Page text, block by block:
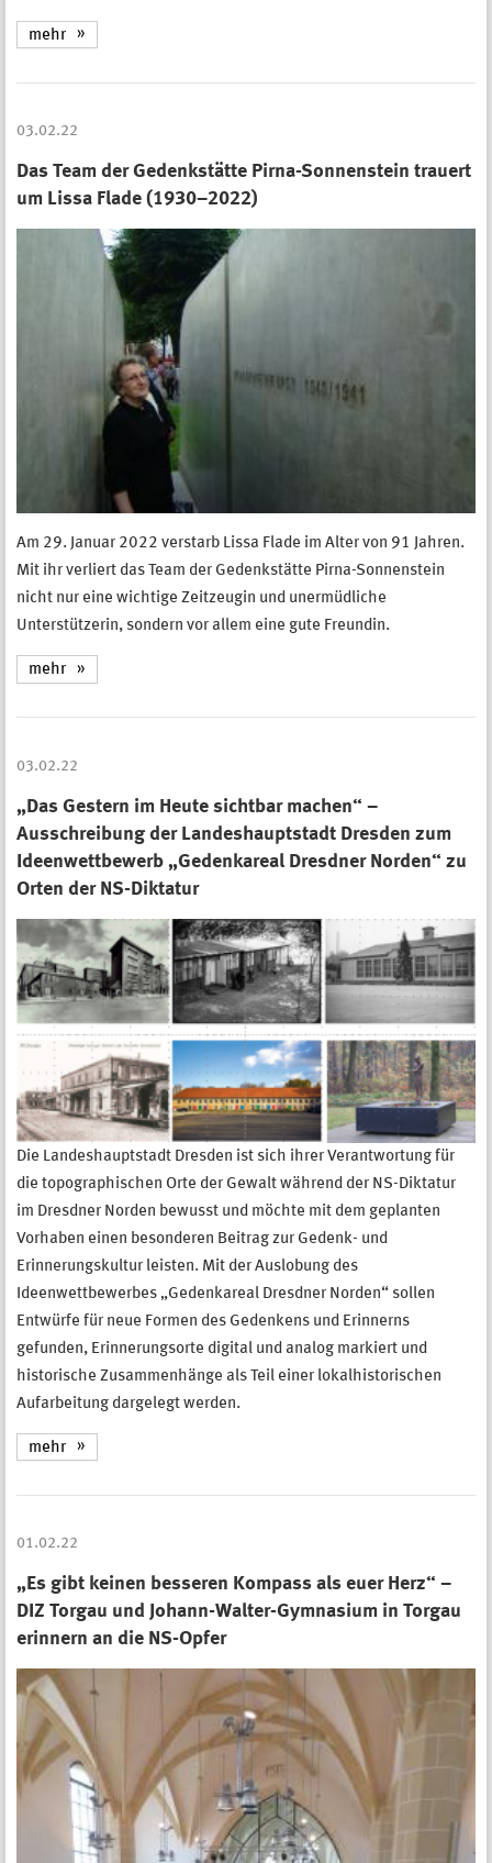
mehr
03.02.22
Das Team der Gedenkstätte Pirna-Sonnenstein trauert
um Lissa Flade (1930–2022)
Am 29. Januar 2022 verstarb Lissa Flade im Alter von 91 Jahren.
Mit ihr verliert das Team der Gedenkstätte Pirna-Sonnenstein
nicht nur eine wichtige Zeitzeugin und unermüdliche
Unterstützerin, sondern vor allem eine gute Freundin.
mehr
03.02.22
„Das Gestern im Heute sichtbar machen“ –
Ausschreibung der Landeshauptstadt Dresden zum
Ideenwettbewerb „Gedenkareal Dresdner Norden“ zu
Orten der NS-Diktatur
Die Landeshauptstadt Dresden ist sich ihrer Verantwortung für
die topographischen Orte der Gewalt während der NS-Diktatur
im Dresdner Norden bewusst und möchte mit dem geplanten
Vorhaben einen besonderen Beitrag zur Gedenk- und
Erinnerungskultur leisten. Mit der Auslobung des
Ideenwettbewerbes „Gedenkareal Dresdner Norden“ sollen
Entwürfe für neue Formen des Gedenkens und Erinnerns
gefunden, Erinnerungsorte digital und analog markiert und
historische Zusammenhänge als Teil einer lokalhistorischen
Aufarbeitung dargelegt werden.
mehr
01.02.22
„Es gibt keinen besseren Kompass als euer Herz“ –
DIZ Torgau und Johann-Walter-Gymnasium in Torgau
erinnern an die NS-Opfer